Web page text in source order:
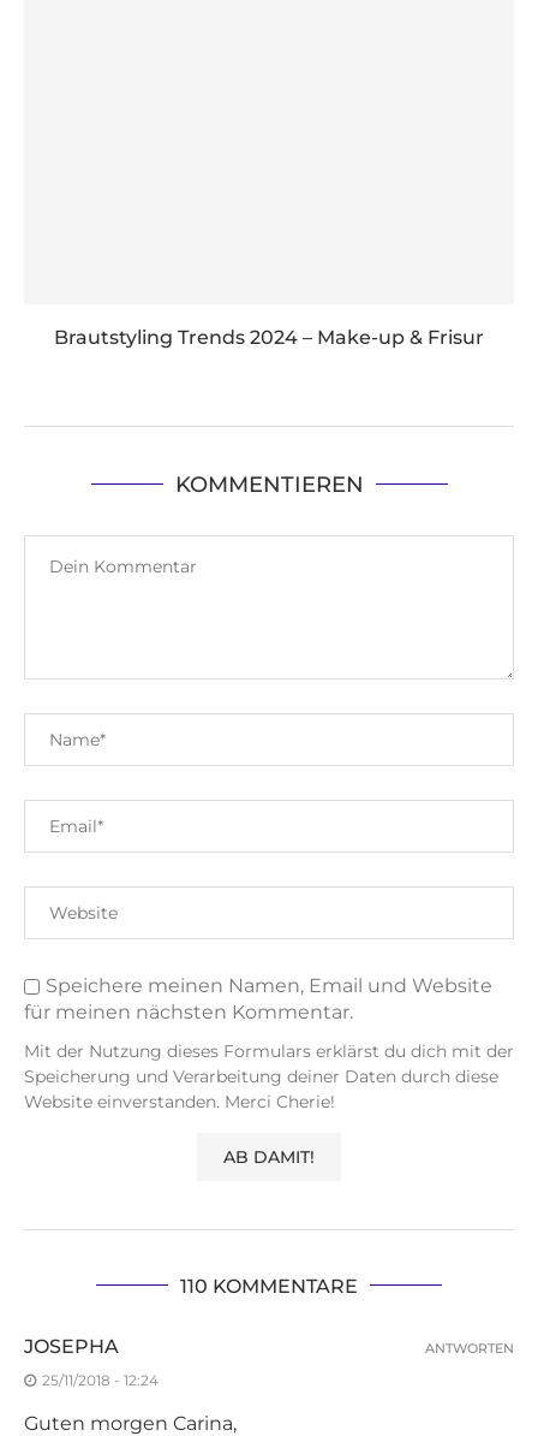
Brautstyling Trends 2024 – Make-up & Frisur
KOMMENTIEREN
Speichere meinen Namen, Email und Website
für meinen nächsten Kommentar.
Mit der Nutzung dieses Formulars erklärst du dich mit der
Speicherung und Verarbeitung deiner Daten durch diese
Website einverstanden. Merci Cherie!
110 KOMMENTARE
JOSEPHA
25/11/2018 - 12:24
Guten morgen Carina,
ANTWORTEN